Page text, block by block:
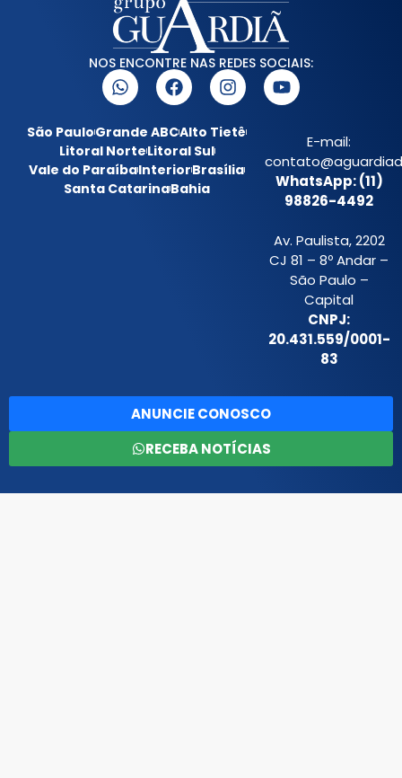
NOS ENCONTRE NAS REDES SOCIAIS:
São PauloGrande ABCAlto Tietê
Litoral NorteLitoral Sul
Vale do ParaíbaInteriorBrasília
Santa CatarinaBahia
E-mail:
WhatsApp: (11)
98826-4492
Av. Paulista, 2202
CJ 81 – 8º Andar –
São Paulo –
Capital
CNPJ:
20.431.559/0001-
83
ANUNCIE CONOSCO
RECEBA NOTÍCIAS